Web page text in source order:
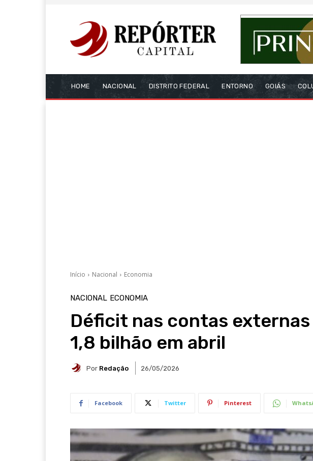
HOME NACIONAL DISTRITO FEDERAL ENTORNO GOIÁS
Início Nacional Economia
NACIONAL ECONOMIA
Déficit nas contas externas
1,8 bilhão em abril
Por Redação 26/05/2026
Facebook Twitter Pinterest